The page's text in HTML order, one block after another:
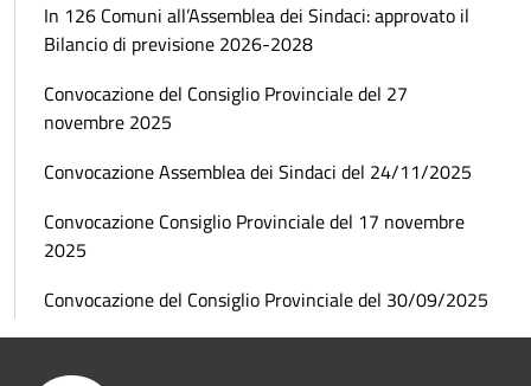
In 126 Comuni all’Assemblea dei Sindaci: approvato il
Bilancio di previsione 2026-2028
Convocazione del Consiglio Provinciale del 27
novembre 2025
Convocazione Assemblea dei Sindaci del 24/11/2025
Convocazione Consiglio Provinciale del 17 novembre
2025
Convocazione del Consiglio Provinciale del 30/09/2025